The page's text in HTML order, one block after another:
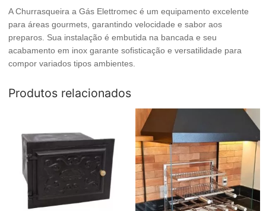
A Churrasqueira a Gás Elettromec é um equipamento excelente
para áreas gourmets, garantindo velocidade e sabor aos
preparos. Sua instalação é embutida na bancada e seu
acabamento em inox garante sofisticação e versatilidade para
compor variados tipos ambientes.
Produtos relacionados